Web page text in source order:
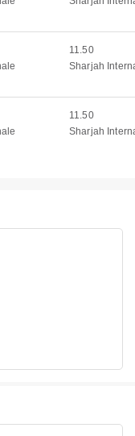
11.50
Sharjah
11.50
Sharjah